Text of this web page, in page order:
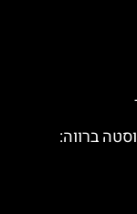
ברווה: